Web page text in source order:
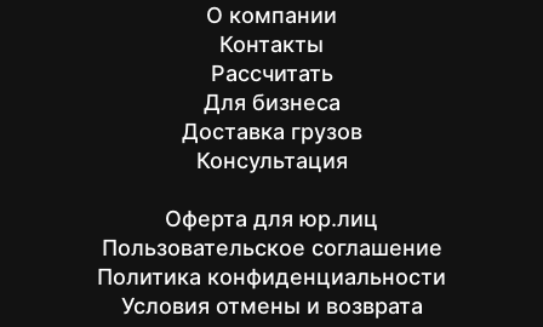
О компании
Контакты
Рассчитать
Для бизнеса
Доставка грузов
Консультация
Оферта для юр.лиц
Пользовательское соглашение
Политика конфиденциальности
Условия отмены и возврата